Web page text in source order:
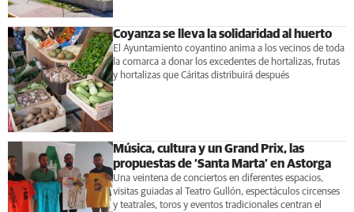
Coyanza se lleva la solidaridad al huerto
El Ayuntamiento coyantino anima a los vecinos de toda
la comarca a donar los excedentes de hortalizas, frutas
y hortalizas que Cáritas distribuirá después
Música, cultura y un Grand Prix, las
propuestas de ‘Santa Marta’ en Astorga
Una veintena de conciertos en diferentes espacios,
visitas guiadas al Teatro Gullón, espectáculos circenses
y teatrales, toros y eventos tradicionales centran el